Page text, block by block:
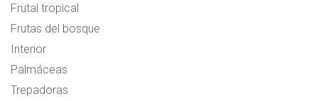
Frutal tropical
Frutas del bosque
Interior
Palmáceas
Trepadoras